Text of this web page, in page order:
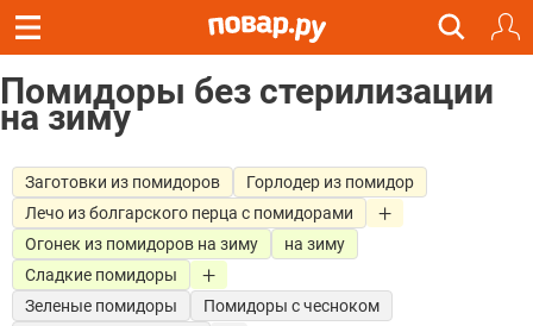
Помидоры без стерилизации
на зиму
Заготовки из помидоров
Горлодер из помидор
Лечо из болгарского перца с помидорами
Огонек из помидоров на зиму
на зиму
Сладкие помидоры
Зеленые помидоры
Помидоры с чесноком